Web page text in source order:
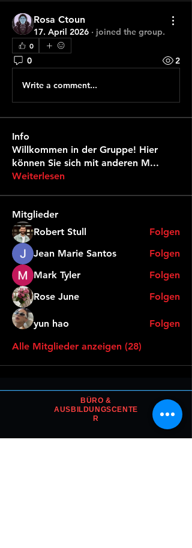
Rosa Ctoun
17. April 2026 · joined the group.
0
0 2
Write a comment...
Info
Willkommen in der Gruppe! Hier
können Sie sich mit anderen M...
Weiterlesen
Mitglieder
Robert Stull
Folgen
Jean Marie Santos
Folgen
Mark Tyler
Folgen
Rose June
Folgen
yun hao
Folgen
Alle Mitglieder anzeigen (28)
BÜRO &
AUSBILDUNGSCENTE
R